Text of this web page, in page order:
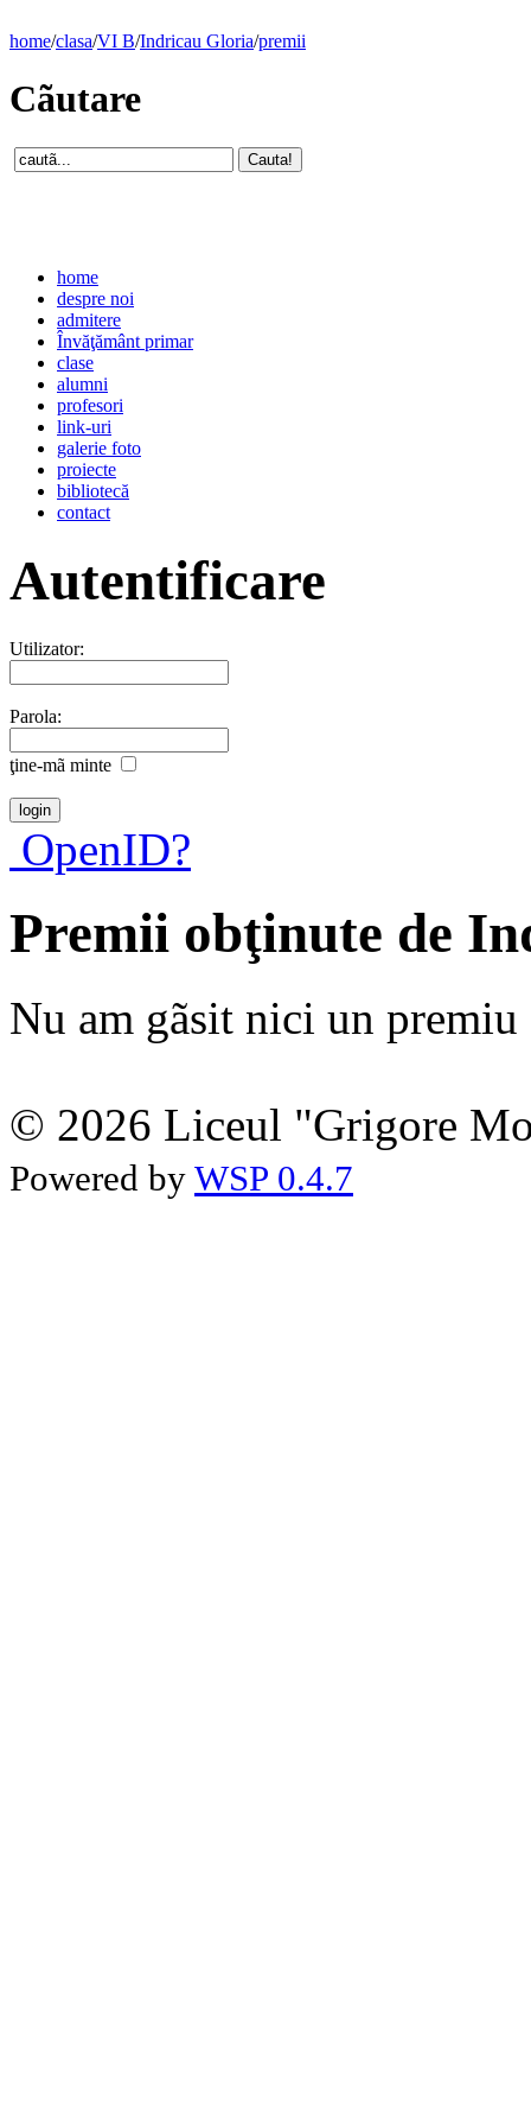
home/clasa/VI B/Indricau Gloria/premii
Cãutare
home
despre noi
admitere
Învăţământ primar
clase
alumni
profesori
link-uri
galerie foto
proiecte
bibliotecă
contact
Autentificare
Utilizator:
Parola:
ţine-mã minte
OpenID?
Premii obţinute de
Nu am gãsit nici un premiu
© 2026 Liceul "Grigore
Powered by WSP 0.4.7